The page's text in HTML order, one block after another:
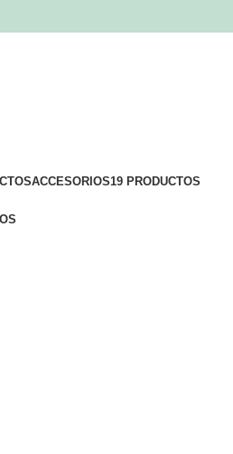
ACCESORIOS19 PRODUCTOS